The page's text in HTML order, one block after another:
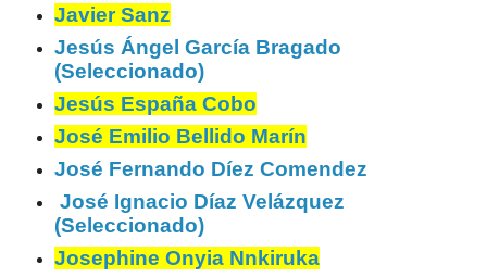
Javier Sanz
Jesús Ángel García Bragado
(Seleccionado)
Jesús España Cobo
José Emilio Bellido Marín
José Fernando Díez Comendez
José Ignacio Díaz Velázquez
(Seleccionado)
Josephine Onyia Nnkiruka